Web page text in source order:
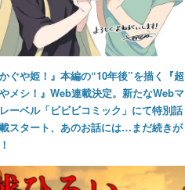
かぐや姫！』本編の“10年後”を描く『超
メシ！』Web連載決定。新たなWebマ
ーベル「ビビビコミック」にて特別話
スタート、あのお話には…まだ続きが